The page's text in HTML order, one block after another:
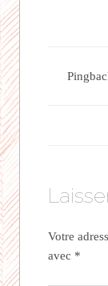
Votre
avec *